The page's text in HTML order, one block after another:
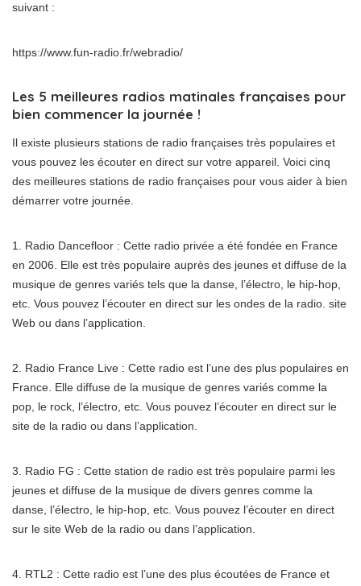
suivant :
https://www.fun-radio.fr/webradio/
Les 5 meilleures radios matinales françaises pour
bien commencer la journée !
Il existe plusieurs stations de radio françaises très populaires et
vous pouvez les écouter en direct sur votre appareil. Voici cinq
des meilleures stations de radio françaises pour vous aider à bien
démarrer votre journée.
1. Radio Dancefloor : Cette radio privée a été fondée en France
en 2006. Elle est très populaire auprès des jeunes et diffuse de la
musique de genres variés tels que la danse, l’électro, le hip-hop,
etc. Vous pouvez l’écouter en direct sur les ondes de la radio. site
Web ou dans l’application.
2. Radio France Live : Cette radio est l’une des plus populaires en
France. Elle diffuse de la musique de genres variés comme la
pop, le rock, l’électro, etc. Vous pouvez l’écouter en direct sur le
site de la radio ou dans l’application.
3. Radio FG : Cette station de radio est très populaire parmi les
jeunes et diffuse de la musique de divers genres comme la
danse, l’électro, le hip-hop, etc. Vous pouvez l’écouter en direct
sur le site Web de la radio ou dans l’application.
4. RTL2 : Cette radio est l’une des plus écoutées de France et